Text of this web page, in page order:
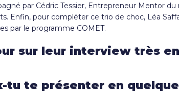
par Cédric Tessier, Entrepreneur Mentor
Enfin, pour compléter ce trio de choc, Léa
par le programme COMET.
sur leur interview très
tu te présenter en